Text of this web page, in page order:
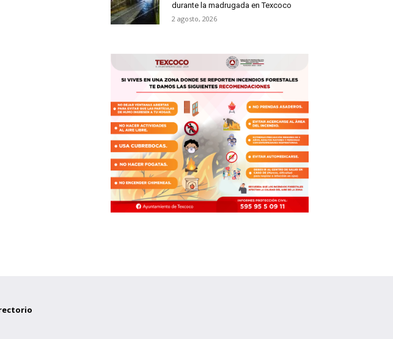
durante la madrugada en Texcoco
2 agosto, 2026